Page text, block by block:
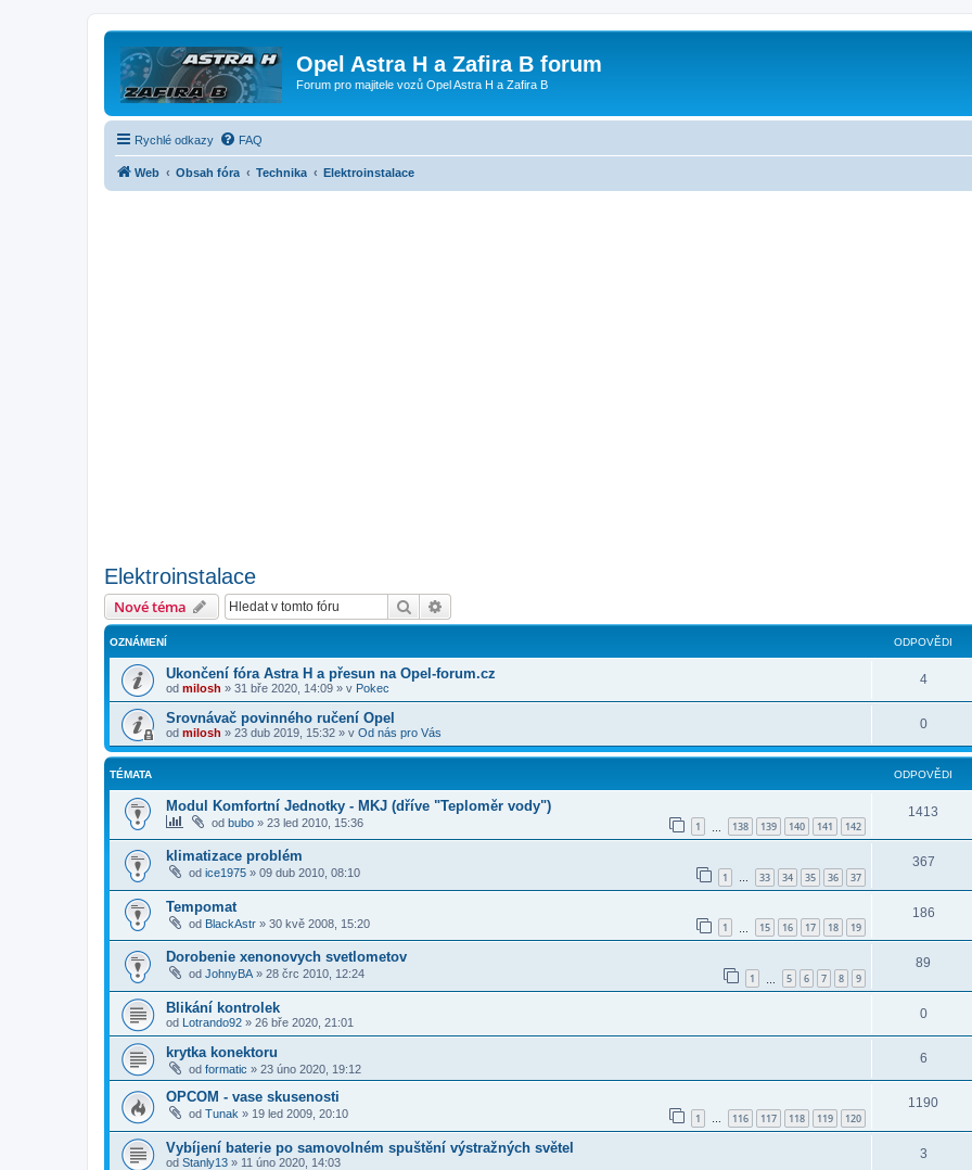
Opel Astra H a Zafira B forum
Forum pro majitele vozů Opel Astra H a Zafira B
Rychlé odkazy FAQ
Web Obsah fóra Technika Elektroinstalace
Elektroinstalace
Nové téma Hledat
OZNÁMENÍ ODPOVĚDI
Ukončení fóra Astra H a přesun na Opel-forum.cz
od milosh » 31 bře 2020, 14:09 » v Pokec
4
Srovnávač povinného ručení Opel
od milosh » 23 dub 2019, 15:32 » v Od nás pro Vás
0
TÉMATA ODPOVĚDI
Modul Komfortní Jednotky - MKJ (dříve "Teploměr vody")
od bubo » 23 led 2010, 15:36 1 138 139 140 141 142
1413
klimatizace problém
od ice1975 » 09 dub 2010, 08:10 1 … 33 34 35 36 37
367
Tempomat
od BlackAstr » 30 kvě 2008, 15:20 1 15 16 17 18 19
186
Dorobenie xenonovych svetlometov
od JohnyBA» 28 črc 2010, 12:24 1 5 6 7 8 9
89
Blikání kontrolek
od Lotrando92 » 26 bře 2020, 21:01
0
krytka konektoru
od formatic » 23 úno 2020, 19:12
6
OPCOM - vase skusenosti
od Tunak » 19 led 2009, 20:10 1 … 116 117 118 119 120
1190
Vybíjení baterie po samovolném spuštění výstražných světel
od Stanly13 » 11 úno 2020, 14:03
3